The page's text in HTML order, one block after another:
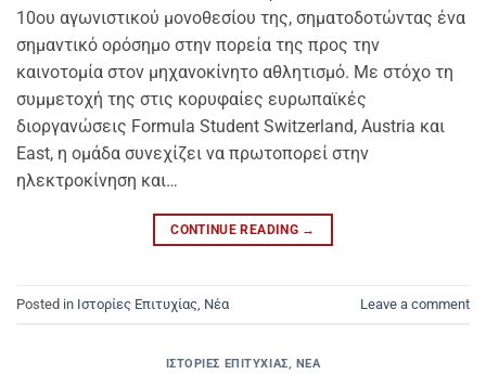
10ου αγωνιστικού μονοθεσίου της, σηματοδοτώντας ένα
σημαντικό ορόσημο στην πορεία της προς την
καινοτομία στον μηχανοκίνητο αθλητισμό. Με στόχο τη
συμμετοχή της στις κορυφαίες ευρωπαϊκές
διοργανώσεις Formula Student Switzerland, Austria και
East, η ομάδα συνεχίζει να πρωτοπορεί στην
ηλεκτροκίνηση και…
CONTINUE READING →
Posted in Ιστορίες Επιτυχίας Νέα Leave a comment
ΙΣΤΟΡΊΕΣ ΕΠΙΤΥΧΊΑΣ, ΝΈΑ